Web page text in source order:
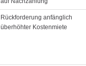
Rückforderung anfänglich
überhöhter Kostenmiete